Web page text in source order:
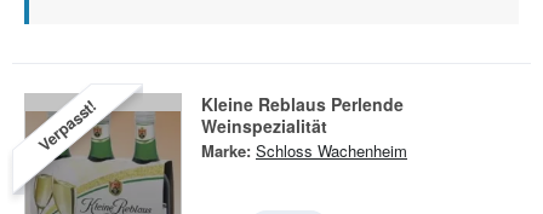
Verpasst!
Kleine Reblaus Perlende
Weinspezialität
Marke: Schloss Wachenheim